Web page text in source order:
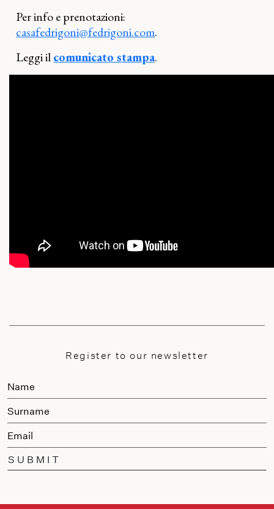
Per info e prenotazioni:
casafedrigoni@fedrigoni.com.
Leggi ilcomunicato stampa.
Register to our newsletter
SUBMIT